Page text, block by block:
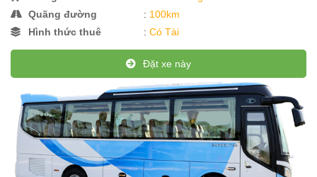
Quãng đường
: 100km
Hình thức thuê
:Có Tài
Đặt xe này